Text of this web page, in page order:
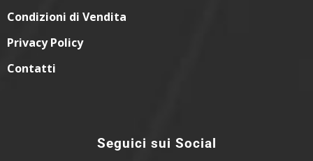
Condizioni di Vendita
Privacy Policy
Contatti
Seguici sui Social